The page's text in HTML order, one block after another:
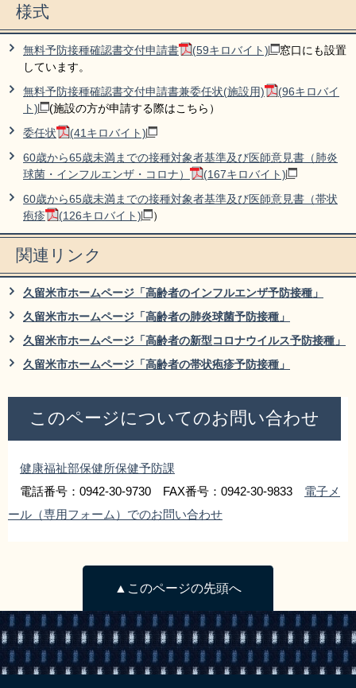
様式
無料予防接種確認書交付申請書 (59キロバイト)
窓口にも設置
しています。
無料予防接種確認書交付申請書兼委任状(施設用)
(96キロバイ
ト)
(施設の方が申請する際はこちら）
委任状 (41キロバイト)
60歳から65歳未満までの接種対象者基準及び医師意見書（肺炎
球菌・インフルエンザ・コロナ）
(167キロバイト)
60歳から65歳未満までの接種対象者基準及び医師意見書（帯状
疱疹
(126キロバイト) ）
関連リンク
久留米市ホームページ「高齢者のインフルエンザ予防接種」
久留米市ホームページ「高齢者の肺炎球菌予防接種」
久留米市ホームページ「高齢者の新型コロナウイルス予防接種」
久留米市ホームページ「高齢者の帯状疱疹予防接種」
このページについてのお問い合わせ
健康福祉部保健所保健予防課
電話番号：0942-30-9730 FAX番号：0942-30-9833 電子メ
ール（専用フォーム）でのお問い合わせ
▲このページの先頭へ